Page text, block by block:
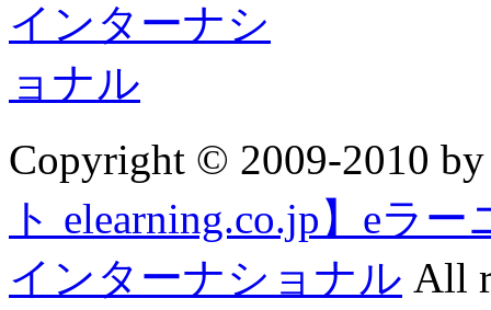
Copyright © 2009-2010
ト elearning.co.jp】eラ
インターナショナル All